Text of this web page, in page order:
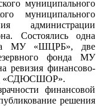
муниципального
муниципального
администрации
Состоялись одна
МУ «ШЦРБ», две
фонда МУ
финансово-
«СДЮСШОР».
финансовой
решения